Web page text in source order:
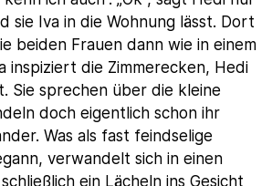
sie Iva in die Wohnung lässt. Dort
beiden Frauen dann wie in einem
inspiziert die Zimmerecken, Hedi
Sie sprechen über die kleine
doch eigentlich schon ihr
Was als fast feindselige
verwandelt sich in einen
ein Lächeln ins Gesicht